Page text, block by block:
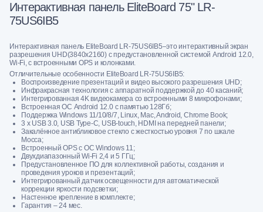
Интерактивная панель EliteBoard 75" LR-
75US6IB5
Интерактивная панель EliteBoard LR-75US6IB5–это интерактивный экран
разрешения UHD(3840x2160) c предустановленной системой Android 12.0,
Wi-Fi, с встроенными OPS и колонками.
Отличительные особенности EliteBoard LR-75US6IB5:
Воспроизведение презентаций и видео высокого разрешения UHD;
Инфракрасная технология с аппаратной поддержкой до 40 касаний;
Интегрированная 4K видеокамера со встроенными 8 микрофонами;
Встроенная ОС Android 12.0 c памятью 128Гб;
Поддержка Windows 11/10/8/7, Linux, Mac, Android, Chrome Book;
3 x USB 3.0, USB Type-C, USB-touch, HDMI на передней панели;
Закалённое антибликовое стекло с жесткостью уровня 7 по шкале
Мосса;
Встроенный OPS c OC Windows 11;
Двухдиапазонный Wi-Fi 2,4 и 5 ГГц;
Предустановленное ПО для коллективной работы, создания и
проведения уроков и презентаций;
Интегрированный датчик освещенности для автоматической
коррекции яркости подсветки;
Настенное крепление в комплекте;
Гарантия – 24 мес.